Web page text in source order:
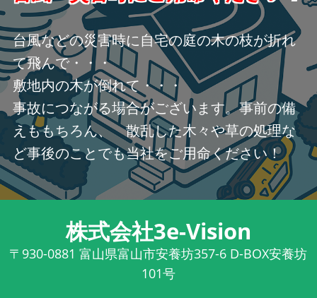
台風などの災害時に自宅の庭の木の枝が折れ
て飛んで・・・
敷地内の木が倒れて・・・
事故につながる場合がございます。事前の備
えももちろん、 散乱した木々や草の処理な
ど事後のことでも当社をご用命ください！
株式会社3e-Vision
〒930-0881 富山県富山市安養坊357-6 D-BOX安養坊
101号